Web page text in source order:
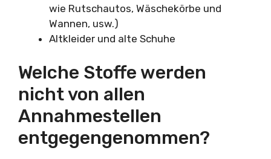
wie Rutschautos, Wäschekörbe und
Wannen, usw.)
Altkleider und alte Schuhe
Welche Stoffe werden
nicht von allen
Annahmestellen
entgegengenommen?